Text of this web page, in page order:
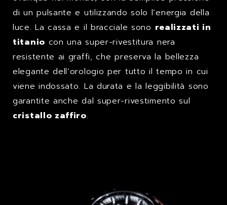
di un pulsante e utilizzando solo l’energia della
luce. La cassa e il bracciale sono realizzati in
titanio con una super-rivestitura nera
resistente ai graffi, che preserva la bellezza
elegante dell’orologio per tutto il tempo in cui
viene indossato. La durata e la leggibilità sono
garantite anche dal super-rivestimento sul
cristallo zaffiro.